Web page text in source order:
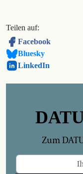
Teilen auf:
Facebook
Bluesky
LinkedIn
Zum